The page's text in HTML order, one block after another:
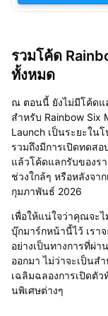
รวมโค้ด
ทั้งหมด
ณ ตอนนี้ ยังไม่มีโค้ดแ
สำหรับ Rainbow Six
Launch เป็นระยะใน
รวมถึงมีการเปิดทดส
แล้วโค้ดแลกรับของร
ช่วงใกล้ๆ หรือหลังจา
กุมภาพันธ์ 2026
เพื่อให้แน่ใจว่าคุณจะ
บุ๊กมาร์กหน้านี้ไว้ เรา
อย่างเป็นทางการที่ผ่
ออกมา ไม่ว่าจะเป็นส
เฉลิมฉลองการเปิดตั
นพิเศษต่างๆ